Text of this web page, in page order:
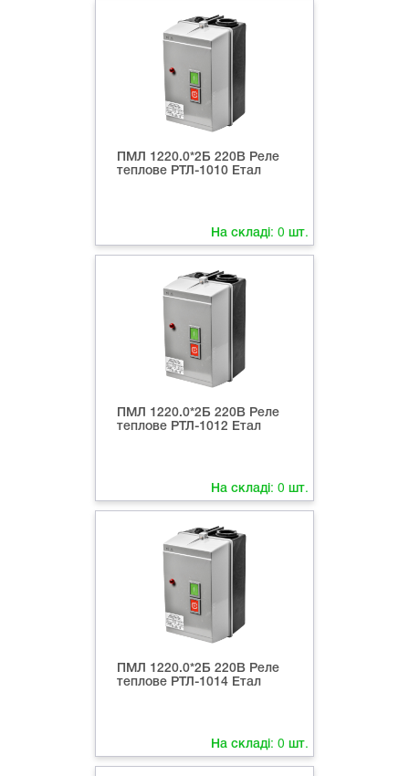
ПМЛ 1220.0*2Б 220В Реле
теплове РТЛ-1010 Етал
На складі: 0 шт.
ПМЛ 1220.0*2Б 220В Реле
теплове РТЛ-1012 Етал
На складі: 0 шт.
ПМЛ 1220.0*2Б 220В Реле
теплове РТЛ-1014 Етал
На складі: 0 шт.